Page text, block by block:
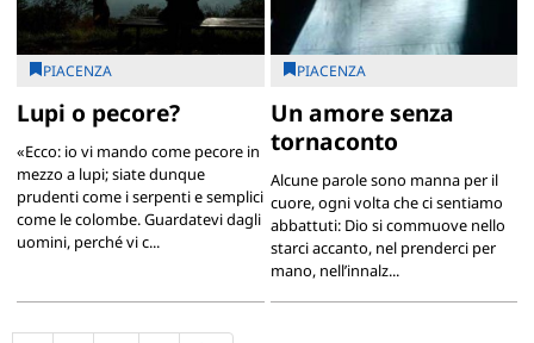
PIACENZA
Lupi o pecore?
«Ecco: io vi mando come pecore in
mezzo a lupi; siate dunque
prudenti come i serpenti e semplici
come le colombe. Guardatevi dagli
uomini, perché vi c...
PIACENZA
Un amore senza
tornaconto
Alcune parole sono manna per il
cuore, ogni volta che ci sentiamo
abbattuti: Dio si commuove nello
starci accanto, nel prenderci per
mano, nell’innalz...